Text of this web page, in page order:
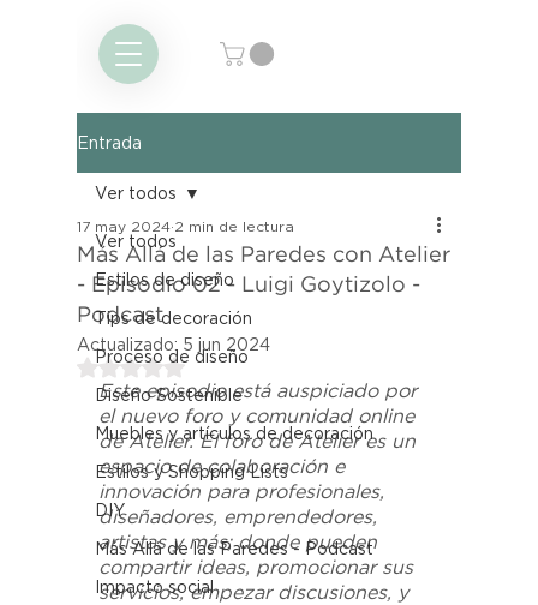
Entrada
Ver todos
Estilos de diseño
Tips de decoración
Proceso de diseño
Diseño Sostenible
Muebles y artículos de decoración
Estilos y Shopping Lists
DIY
Más Allá de las Paredes - Podcast
Impacto social
Ver todos
Más Allá de las Paredes con Atelier
- Episodio 02 - Luigi Goytizolo -
Podcast
17 may 2024 2 min de lectura
Actualizado: 5 jun 2024
Obtuvo NaN de 5 estrellas.
Este episodio está auspiciado por
el nuevo foro y comunidad online
de Atelier. El foro de Atelier es un
espacio de colaboración e
innovación para profesionales,
diseñadores, emprendedores,
artistas y más; donde pueden
compartir ideas, promocionar sus
servicios, empezar discusiones, y